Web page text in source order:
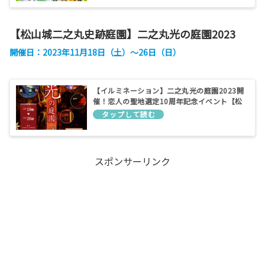
【松山城二之丸史跡庭園】二之丸光の庭園2023
開催日：2023年11月18日（土）～26日（日）
【イルミネーション】二之丸光の庭園2023開
催！恋人の聖地選定10周年記念イベント【松
山城二之丸史跡庭園】
スポンサーリンク